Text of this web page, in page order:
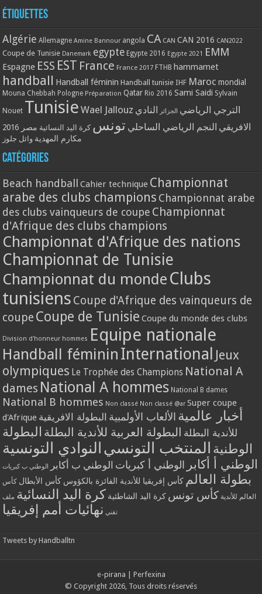
Étiquettes
Algérie Allemagne Amine Bannour angola CA CAN CAN 2016 CAN2022
Coupe de Tunisie Danemark egypte Egypte 2016 Egypte 2021 EMM
Espagne ESS EST France France 2017 FTHB hammamet
handball Handball féminin Handball tunisie IHF Maroc mondial
Mouna Chebbah Pologne Préparation Qatar Rio 2016 Sami Saidi Sylvain
Nouet Tunisie Wael Jallouz الترجي الرياضي الجزائر النادي
الافريقي النجم الرياضي الساحلي تونس كرة اليد النسائية مصر 2016
مكارم المهدية وائل جلوز
Catégories
Beach handball Cahier technique Championnat
arabe des clubs champions Championnat arabe
des clubs vainqueurs de coupe Championnat
d'Afrique des clubs champions
Championnat d'Afrique des nations
Championnat de Tunisie
Championnat du monde Clubs
tunisiens Coupe d'Afrique des vainqueurs de
coupe Coupe de Tunisie Coupe du monde des clubs
Division d'honneur hommes Equipe nationale
Handball féminin International Jeux
olympiques Le Trophée des Champions National A
dames National A hommes National B dames
National B hommes Non classé Non classé @ar Super coupe
d'Afrique
أخبار عالمية الألعاب الأولمبية البطولة الافريقية
للأندية البطلة البطولة العربية للأندية البطلة البطولة
الوطنية المنتخب التونسي النوادي التونسية
الوطني أ أكابر الوطني أ كبريات الوطني ب أكابر الوطني ب كبريات
بطولة العالم كأس إفريقيا للأندية الفائزة بالكؤوس كأس الأبطال كأس
العالم للأندية كأس تونس كرة اليد الشاطئية كرة اليد النسائية ملف
تقني نهائيات أمم إفريقيا
Tweets by Handballtn
e-pirana
Perfexina
© Copyright 2026, Tous droits réservés